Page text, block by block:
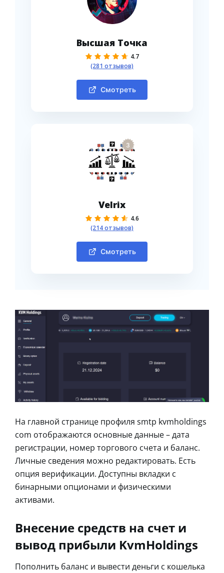
Высшая Точка
4.7
(281 отзывов)
Смотреть
3
Velrix
4.6
(214 отзывов)
Смотреть
На главной странице профиля smtp kvmholdings
com отображаются основные данные – дата
регистрации, номер торгового счета и баланс.
Личные сведения можно редактировать. Есть
опция верификации. Доступны вкладки с
бинарными опционами и физическими
активами.
Внесение средств на счет и
вывод прибыли KvmHoldings
Пополнить баланс и вывести деньги с кошелька